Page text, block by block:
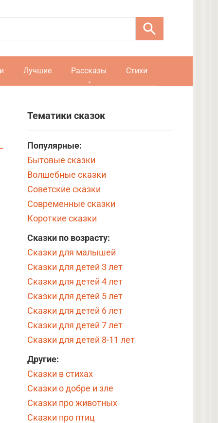
Лучшие Рассказы Стихи
Тематики сказок
Популярные:
Бытовые сказки
Волшебные сказки
Советские сказки
Современные сказки
Короткие сказки
Сказки по возрасту:
Сказки для малышей
Сказки для детей 3 лет
Сказки для детей 4 лет
Сказки для детей 5 лет
Сказки для детей 6 лет
Сказки для детей 7 лет
Сказки для детей 8-11 лет
Другие:
Сказки в стихах
Сказки о добре и зле
Сказки про животных
Сказки про птиц